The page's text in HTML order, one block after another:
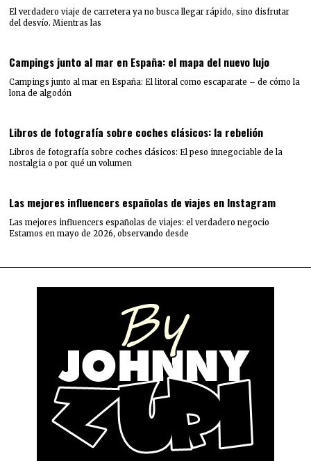
El verdadero viaje de carretera ya no busca llegar rápido, sino disfrutar
del desvío. Mientras las
Campings junto al mar en España: el mapa del nuevo lujo
Campings junto al mar en España: El litoral como escaparate – de cómo la
lona de algodón
Libros de fotografía sobre coches clásicos: la rebelión
Libros de fotografía sobre coches clásicos: El peso innegociable de la
nostalgia o por qué un volumen
Las mejores influencers españolas de viajes en Instagram
Las mejores influencers españolas de viajes: el verdadero negocio
Estamos en mayo de 2026, observando desde